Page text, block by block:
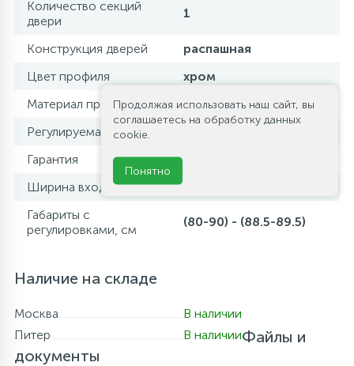
Количество секций
двери
1
Конструкция дверей
распашная
Цвет профиля
хром
Материал профиля
алюминий
Регулируемая ширина
Гарантия
Ширина входа, см
Габариты с
регулировками, см
(80-90) - (88.5-89.5)
Наличие на складе
Москва
В наличии
Питер
В наличииФайлы и
документы
Продолжая использовать наш сайт, вы
соглашаетесь на обработку данных
cookie.
Понятно